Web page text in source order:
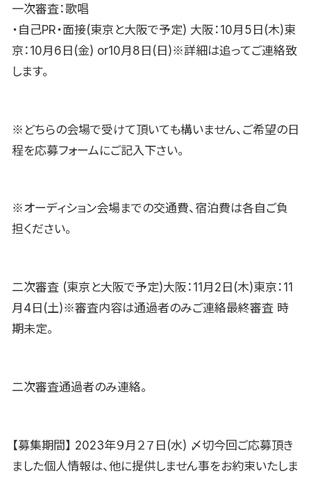
一次審査：歌唱
・自己PR・面接(東京と大阪で予定) 大阪：10月5日(木)東
京：10月6日(金) or10月8日(日)※詳細は追ってご連絡致
します。
※どちらの会場で受けて頂いても構いません、ご希望の日
程を応募フォームにご記入下さい。
※オーディション会場までの交通費、宿泊費は各自ご負
担ください。
二次審査 (東京と大阪で予定)大阪：11月2日(木)東京：11
月4日(土)※審査内容は通過者のみご連絡最終審査 時
期未定。
二次審査通過者のみ連絡。
【募集期間】 2023年９月２７日(水) 〆切今回ご応募頂き
ました個人情報は、他に提供しません事をお約束いたしま